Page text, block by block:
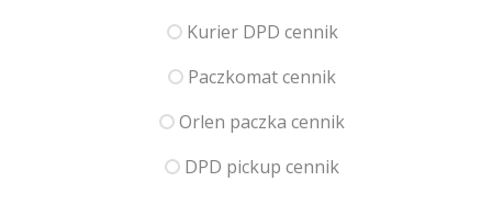
Kurier DPD cennik
Paczkomat cennik
Orlen paczka cennik
DPD pickup cennik